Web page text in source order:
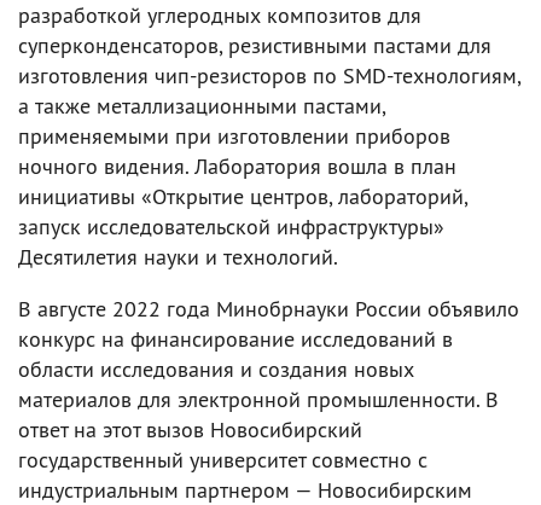
разработкой углеродных композитов для
суперконденсаторов, резистивными пастами для
изготовления чип-резисторов по SMD-технологиям,
а также металлизационными пастами,
применяемыми при изготовлении приборов
ночного видения. Лаборатория вошла в план
инициативы «Открытие центров, лабораторий,
запуск исследовательской инфраструктуры»
Десятилетия науки и технологий.
В августе 2022 года Минобрнауки России объявило
конкурс на финансирование исследований в
области исследования и создания новых
материалов для электронной промышленности. В
ответ на этот вызов Новосибирский
государственный университет совместно с
индустриальным партнером — Новосибирским